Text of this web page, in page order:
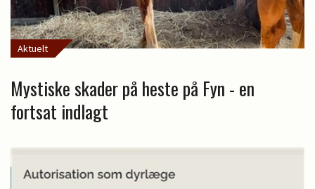
Aktuelt
Mystiske skader på heste på Fyn - en
fortsat indlagt